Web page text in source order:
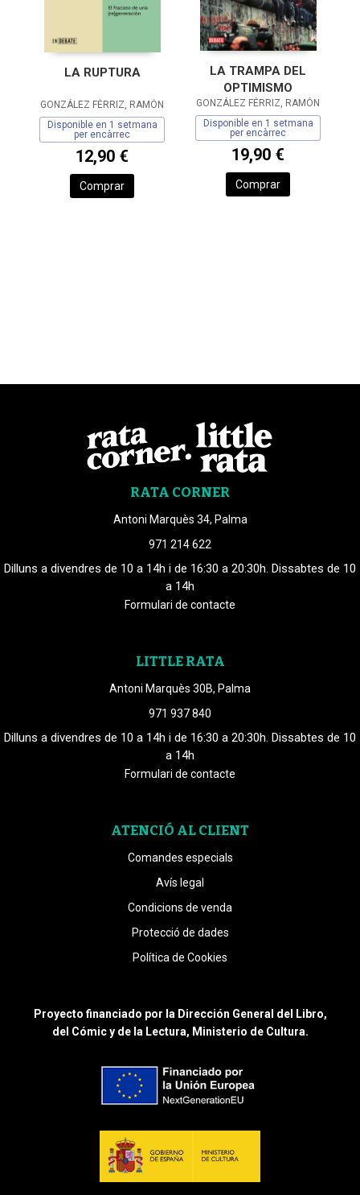
LA RUPTURA
GONZÁLEZ FÉRRIZ, RAMÓN
Disponible en 1 setmana
per encàrrec
12,90 €
Comprar
LA TRAMPA DEL
OPTIMISMO
GONZÁLEZ FÉRRIZ, RAMÓN
Disponible en 1 setmana
per encàrrec
19,90 €
Comprar
RATA CORNER
Antoni Marquès 34, Palma
971 214 622
Dilluns a divendres de 10 a 14h i de 16:30 a 20:30h. Dissabtes de 10
a 14h
Formulari de contacte
LITTLE RATA
Antoni Marquès 30B, Palma
971 937 840
Dilluns a divendres de 10 a 14h i de 16:30 a 20:30h. Dissabtes de 10
a 14h
Formulari de contacte
ATENCIÓ AL CLIENT
Comandes especials
Avís legal
Condicions de venda
Protecció de dades
Política de Cookies
Proyecto financiado por la Dirección General del Libro,
del Cómic y de la Lectura, Ministerio de Cultura.